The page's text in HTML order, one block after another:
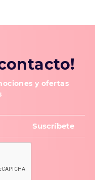
y ofertas